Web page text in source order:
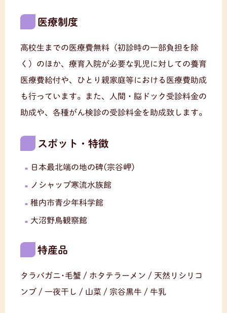
医療制度
高校生までの医療費無料（初診時の一部負担を除
く）のほか、療育入院が必要な乳児に対しての養育
医療費給付や、ひとり親家庭等における医療費助成
も行っています。また、人間・脳ドック受診料金の
助成や、各種がん検診の受診料金を助成致します。
スポット・特徴
日本最北端の地の碑(宗谷岬)
ノシャップ寒流水族館
稚内市青少年科学館
大沼野鳥観察館
特産品
タラバガニ･毛蟹 / ホタテラーメン / 天然リシリコ
ンブ / 一夜干し / 山菜 / 宗谷黒牛 / 牛乳